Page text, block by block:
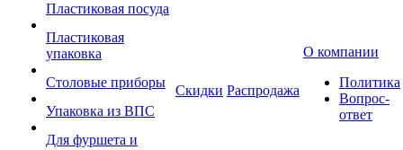
Пластиковая посуда
Пластиковая
упаковка
Столовые приборы
Упаковка из ВПС
Для фуршета и
Скидки Распродажа
О компании
Политика
Вопрос-
ответ